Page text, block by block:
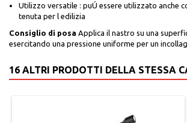
Utilizzo versatile : puÚ essere utilizzato anche
tenuta per l edilizia
Consiglio di posa Applica il nastro su una
esercitando una pressione uniforme per un
16 ALTRI PRODOTTI DELLA STESSA